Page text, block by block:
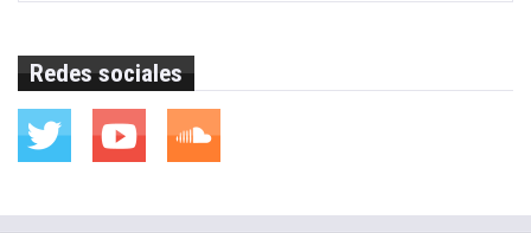
Redes sociales